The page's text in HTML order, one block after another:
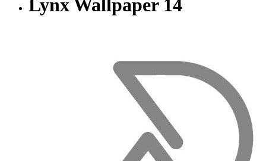
Lynx Wallpaper 14